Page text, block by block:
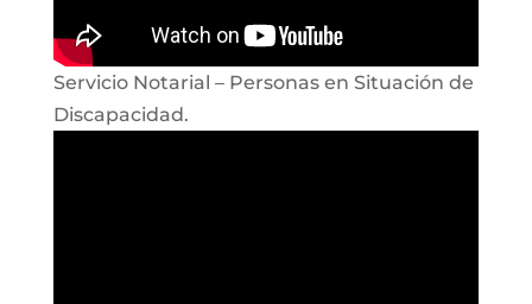
Servicio Notarial – Personas en Situación de
Discapacidad.